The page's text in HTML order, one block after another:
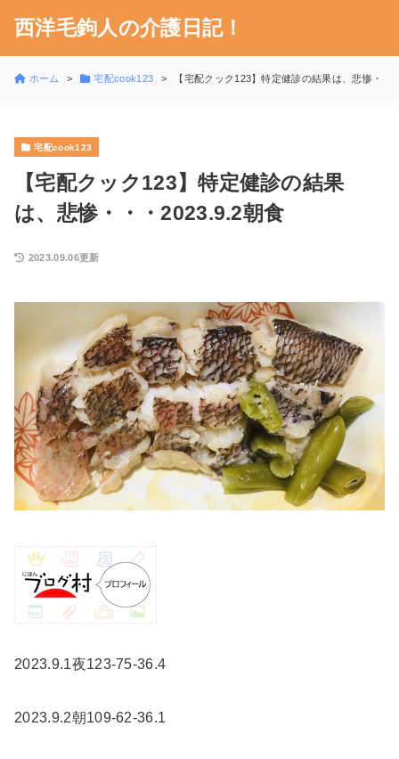
西洋毛鉤人の介護日記！
ホーム 宅配cook123 【宅配クック123】特定健診の結果は、悲惨・・
宅配cook123
【宅配クック123】特定健診の結果
は、悲惨・・・2023.9.2朝食
2023.09.06更新
2023.9.1夜123-75-36.4
2023.9.2朝109-62-36.1